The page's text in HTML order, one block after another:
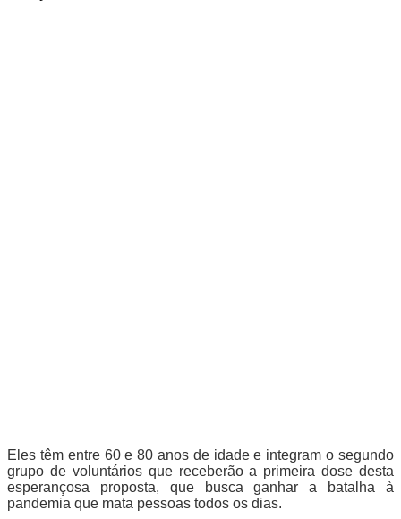
Eles têm entre 60 e 80 anos de idade e integram o segundo
grupo de voluntários que receberão a primeira dose desta
esperançosa proposta, que busca ganhar a batalha à
pandemia que mata pessoas todos os dias.